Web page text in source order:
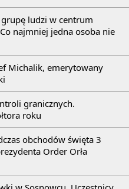
ludzi w centrum
najmniej jedna osoba nie
Michalik, emerytowany
granicznych.
roku
obchodów święta 3
Order Orła